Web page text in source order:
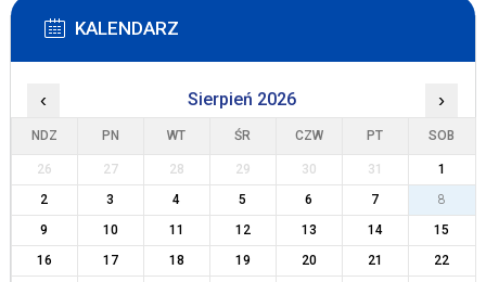
KALENDARZ
‹ Sierpień 2026 ›
NDZ PN WT ŚR CZW PT SOB
26 27 28 29 30 31
1
2
3 4 5 6 7
8
9
10 11 12 13 14
15
16
17 18 19 20 21
22